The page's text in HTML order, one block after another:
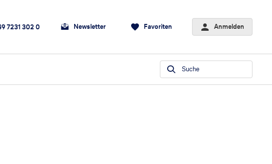
7231 302 0 Newsletter Favoriten Anmelden
Suche